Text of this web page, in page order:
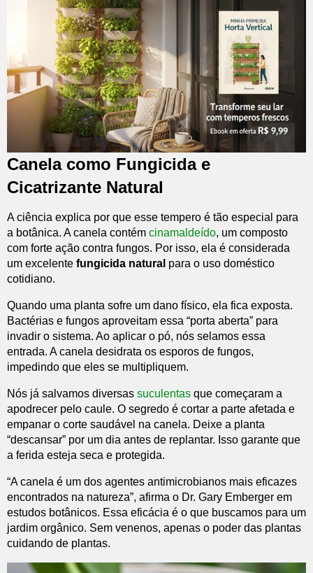
Canela como Fungicida e
Cicatrizante Natural
A ciência explica por que esse tempero é tão especial para
a botânica. A canela contém cinamaldeído, um composto
com forte ação contra fungos. Por isso, ela é considerada
um excelente fungicida natural para o uso doméstico
cotidiano.
Quando uma planta sofre um dano físico, ela fica exposta.
Bactérias e fungos aproveitam essa “porta aberta” para
invadir o sistema. Ao aplicar o pó, nós selamos essa
entrada. A canela desidrata os esporos de fungos,
impedindo que eles se multipliquem.
Nós já salvamos diversas suculentas que começaram a
apodrecer pelo caule. O segredo é cortar a parte afetada e
empanar o corte saudável na canela. Deixe a planta
“descansar” por um dia antes de replantar. Isso garante que
a ferida esteja seca e protegida.
“A canela é um dos agentes antimicrobianos mais eficazes
encontrados na natureza”, afirma o Dr. Gary Emberger em
estudos botânicos. Essa eficácia é o que buscamos para um
jardim orgânico. Sem venenos, apenas o poder das plantas
cuidando de plantas.